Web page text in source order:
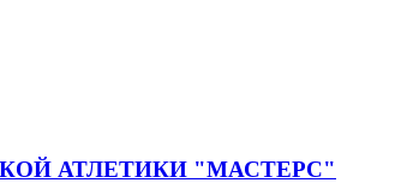
АТЛЕТИКИ "МАСТЕРС"